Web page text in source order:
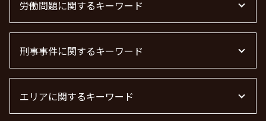
顧問弁護士とは
顧問弁護士 費用
m&a 弁護士 費用
顧問弁護士 個人事業主
債権回収 無視
借金 時効
債権回収 弁護士 完全成功報酬
不動産屋 トラブル 相談
不動産 トラブル相談
管理会社 トラブル 相談
不動産トラブル
不動産トラブル 弁護士
離婚 モラハラ 慰謝料相場
離婚の慰謝料 相場
離婚 慰謝料 精神的苦痛
離婚 慰謝料 養育費
離婚 慰謝料 相場 年収400万
養育費 決め方
離婚 慰謝料 種類
労働問題に関するキーワード
労働問題 相談
労働問題 弁護士
労働問題 種類
残業代 未払い
労働問題 最近
刑事事件に関するキーワード
暴行罪 慰謝料
痴漢 冤罪 逮捕
エリアに関するキーワード